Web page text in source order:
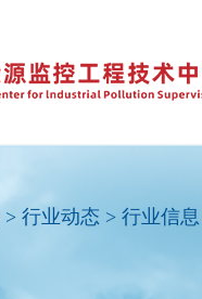
> 行业动态 > 行业信息